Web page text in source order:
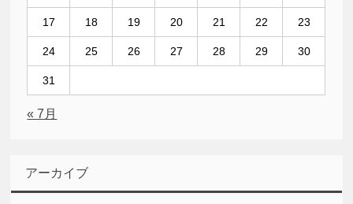
17 18 19 20 21 22 23
24 25 26 27 28 29 30
31
« 7月
アーカイブ